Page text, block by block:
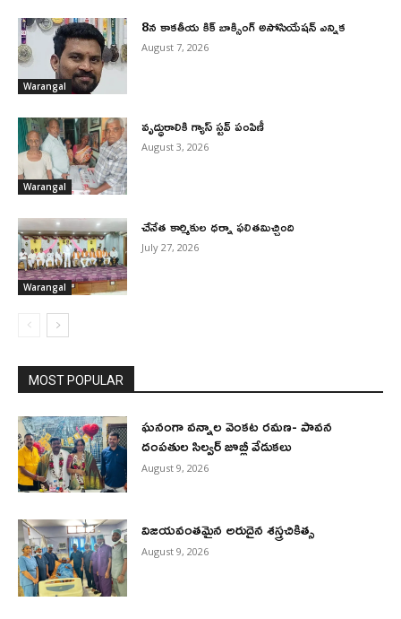
Warangal
8న కాకతీయ కిక్ బాక్సింగ్ అసోసియేషన్ ఎన్నిక
August 7, 2026
Warangal
వృద్ధురాలికి గ్యాస్ స్టవ్ పంపిణీ
August 3, 2026
Warangal
చేనేత కార్మికుల ధర్నా ఫలితమిచ్చింది
July 27, 2026
MOST POPULAR
ఘనంగా వన్నాల వెంకట రమణ- పావన
దంపతుల సిల్వర్ జూబ్లీ వేడుకలు
August 9, 2026
విజయవంతమైన అరుదైన శస్త్రచికిత్స
August 9, 2026